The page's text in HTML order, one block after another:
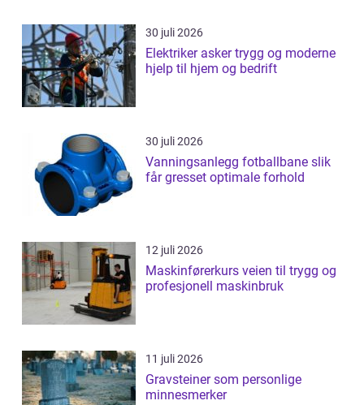
30 juli 2026
Elektriker asker trygg og moderne
hjelp til hjem og bedrift
30 juli 2026
Vanningsanlegg fotballbane slik
får gresset optimale forhold
12 juli 2026
Maskinførerkurs veien til trygg og
profesjonell maskinbruk
11 juli 2026
Gravsteiner som personlige
minnesmerker